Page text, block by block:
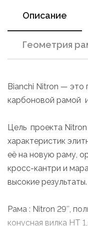
Описание
Геометрия
Bianchi Nitron — это
карбоновой рамой
Цель проекта
характеристик
её на новую раму,
кросс-кантри и
высокие результаты.
Рама : Nitron 29″,
конусная вилка HT